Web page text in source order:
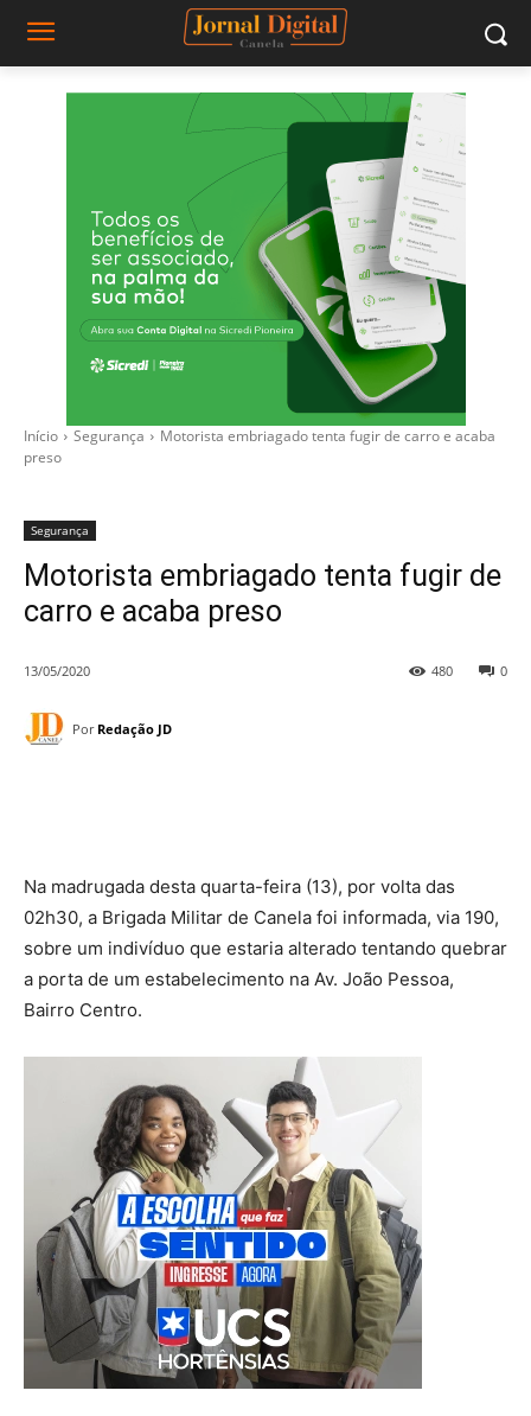
Início Segurança
Motorista embriagado tenta fugir de carro e acaba
preso
Segurança
Motorista embriagado tenta fugir de
carro e acaba preso
13/05/2020 0
480
Por Redação JD
Na madrugada desta quarta-feira (13), por volta das
02h30, a Brigada Militar de Canela foi informada, via 190,
sobre um indivíduo que estaria alterado tentando quebrar
a porta de um estabelecimento na Av. João Pessoa,
Bairro Centro.